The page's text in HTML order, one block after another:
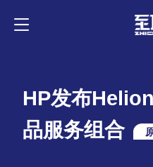
HP发布
品服务组合